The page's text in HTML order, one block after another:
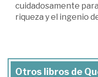
cuidadosamente
riqueza y el ingenio
Otros libros de